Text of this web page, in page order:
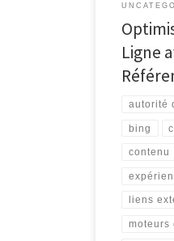
Ligne
autorité
bing
contenu
liens
moteurs